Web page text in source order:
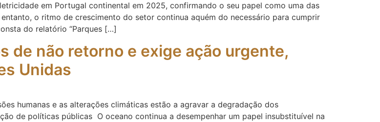
em Portugal continental em 2025, confirmando o seu papel como uma das
o ritmo de crescimento do setor continua aquém do necessário para cumprir
do relatório “Parques […]
de não retorno e exige ação urgente,
Unidas
humanas e as alterações climáticas estão a agravar a degradação dos
de políticas públicas O oceano continua a desempenhar um papel insubstituível na